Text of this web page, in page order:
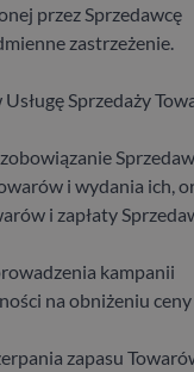
przez Sprzedawcę
zastrzeżenie.
Sprzedaży
i wydania ich,
i zapłaty
kampanii
na obniżeniu ceny
zapasu